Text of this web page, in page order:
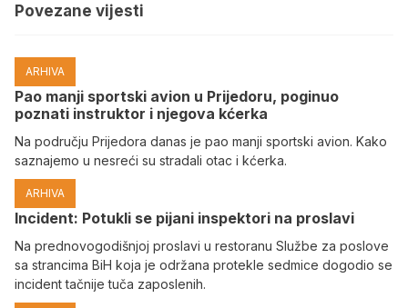
Povezane vijesti
ARHIVA
Pao manji sportski avion u Prijedoru, poginuo
poznati instruktor i njegova kćerka
Na području Prijedora danas je pao manji sportski avion. Kako
saznajemo u nesreći su stradali otac i kćerka.
ARHIVA
Incident: Potukli se pijani inspektori na proslavi
Na prednovogodišnjoj proslavi u restoranu Službe za poslove
sa strancima BiH koja je održana protekle sedmice dogodio se
incident tačnije tuča zaposlenih.